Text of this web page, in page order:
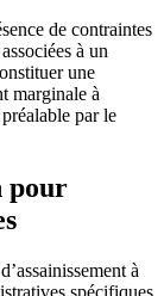
de contraintes
associées à un
une
marginale à
par le
pour
à
spécifiques